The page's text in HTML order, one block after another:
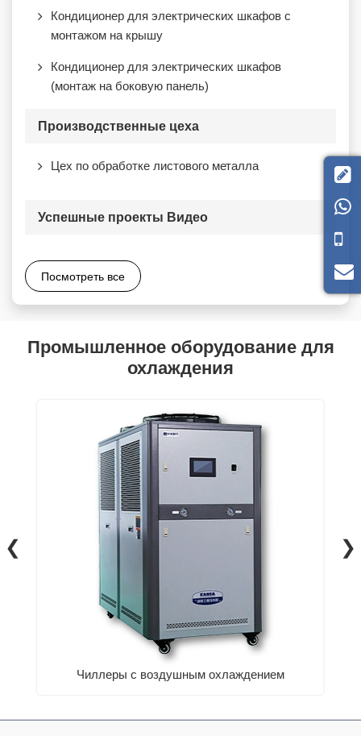
Кондиционер для электрических шкафов с
монтажом на крышу
Кондиционер для электрических шкафов
(монтаж на боковую панель)
Производственные цеха
Цех по обработке листового металла
Успешные проекты Видео
Посмотреть все
Промышленное оборудование для
охлаждения
Чиллеры с воздушным охлаждением
❮ ❯

